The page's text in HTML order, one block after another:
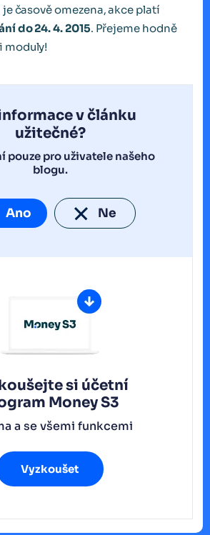
je časově omezena, akce platí
do 24. 4. 2015. Přejeme hodně
moduly!
v článku
užitečné?
pouze pro uživatele našeho
blogu.
Ano Ne
si účetní
Money S3
a se všemi funkcemi
Vyzkoušet